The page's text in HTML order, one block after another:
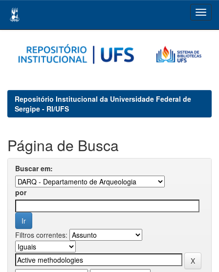
navigation
Repositório Institucional da Universidade Federal de
Sergipe - RI/UFS
Página de Busca
Buscar em:
por
Filtros correntes: